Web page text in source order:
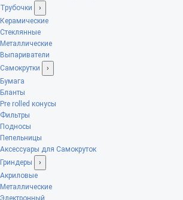
Трубочки
›
Керамические
Стеклянные
Металлические
Выпариватели
Самокрутки
›
Бумага
Бланты
Pre rolled конусы
Фильтры
Подносы
Пепельницы
Аксессуары для Самокруток
Гриндеры
›
Акриловые
Металлические
Электронный